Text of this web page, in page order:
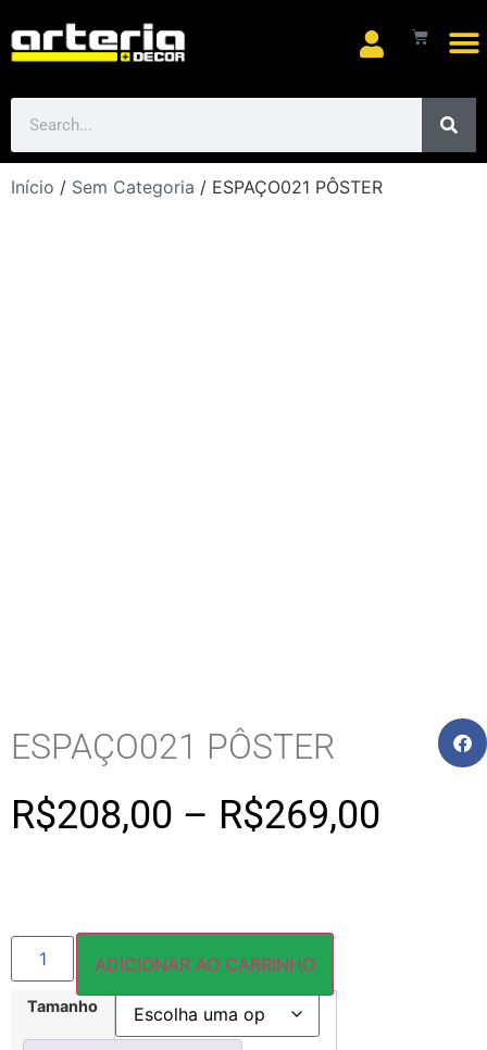
Início / Sem Categoria / ESPAÇO021 PÔSTER
ESPAÇO021 PÔSTER
R$208,00 – R$269,00
Tamanho
ADICIONAR AO CARRINHO